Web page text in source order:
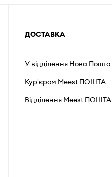
ДОСТАВКА
У відділення Нова Пошта
Кур'єром Meest ПОШТА
Відділення Мeest ПОШТА